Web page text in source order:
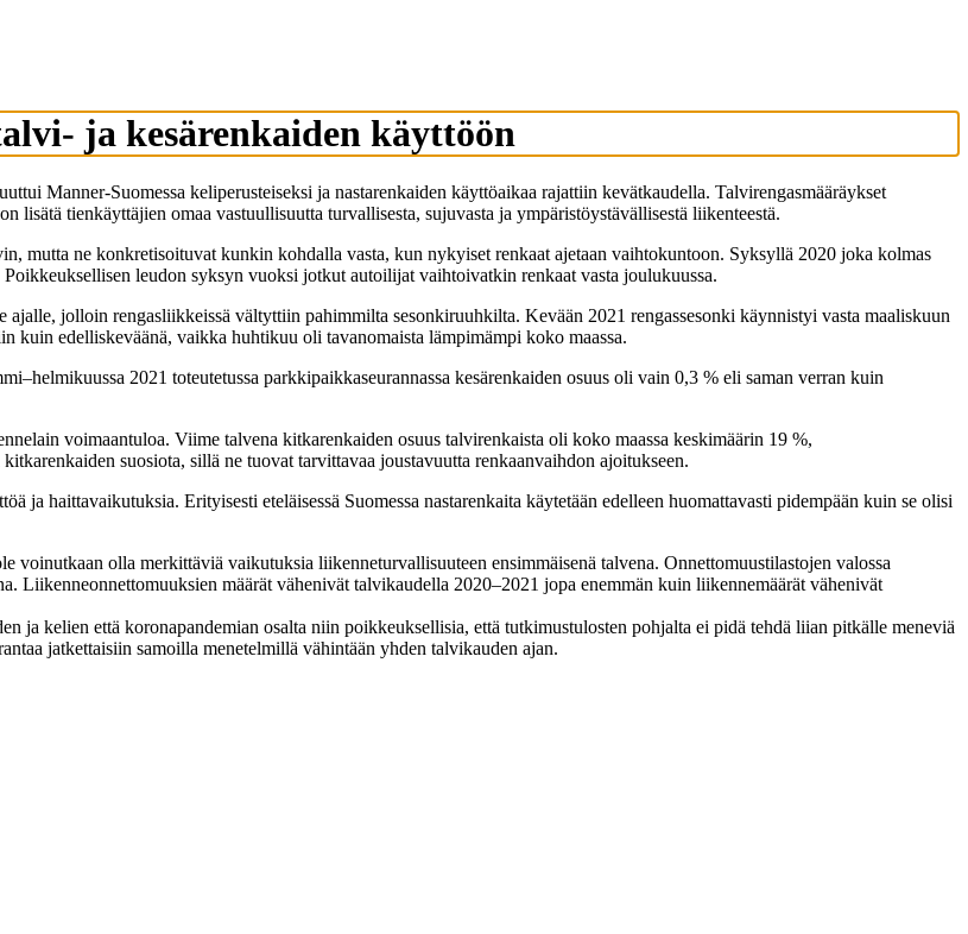
ja kesärenkaiden käyttöön
Manner-Suomessa keliperusteiseksi ja nastarenkaiden käyttöaikaa rajattiin kevätkaudella. Talvirengasmääräykset
lisätä tienkäyttäjien omaa vastuullisuutta turvallisesta, sujuvasta ja ympäristöystävällisestä liikenteestä.
mutta ne konkretisoituvat kunkin kohdalla vasta, kun nykyiset renkaat ajetaan vaihtokuntoon. Syksyllä 2020 joka kolmas
leudon syksyn vuoksi jotkut autoilijat vaihtoivatkin renkaat vasta joulukuussa.
jolloin rengasliikkeissä vältyttiin pahimmilta sesonkiruuhkilta. Kevään 2021 rengassesonki käynnistyi vasta maaliskuun
edelliskeväänä, vaikka huhtikuu oli tavanomaista lämpimämpi koko maassa.
2021 toteutetussa parkkipaikkaseurannassa kesärenkaiden osuus oli vain 0,3 % eli saman verran kuin
voimaantuloa. Viime talvena kitkarenkaiden osuus talvirenkaista oli koko maassa keskimäärin 19 %,
suosiota, sillä ne tuovat tarvittavaa joustavuutta renkaanvaihdon ajoitukseen.
ja haittavaikutuksia. Erityisesti eteläisessä Suomessa nastarenkaita käytetään edelleen huomattavasti pidempään kuin se olisi
olla merkittäviä vaikutuksia liikenneturvallisuuteen ensimmäisenä talvena. Onnettomuustilastojen valossa
Liikenneonnettomuuksien määrät vähenivät talvikaudella 2020–2021 jopa enemmän kuin liikennemäärät vähenivät
ja kelien että koronapandemian osalta niin poikkeuksellisia, että tutkimustulosten pohjalta ei pidä tehdä liian pitkälle meneviä
jatkettaisiin samoilla menetelmillä vähintään yhden talvikauden ajan.